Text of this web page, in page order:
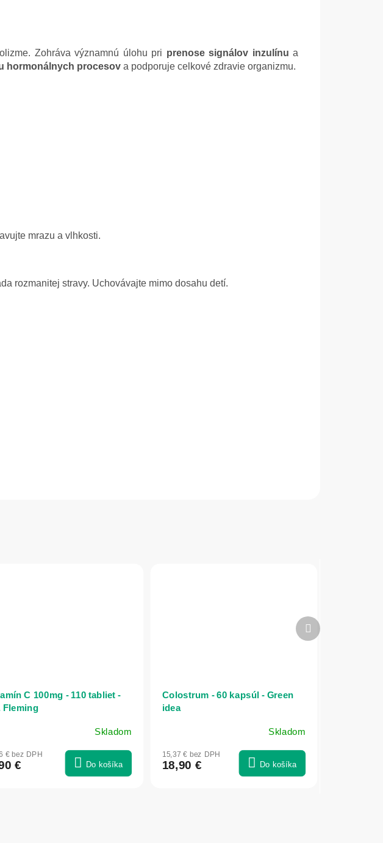
Zohráva významnú úlohu pri prenose signálov inzulínu a
hormonálnych procesov a podporuje celkové zdravie organizmu.
mrazu a vlhkosti.
rozmanitej stravy. Uchovávajte mimo dosahu detí.
C 100mg - 110 tabliet -
Fleming
Skladom
€ bez DPH
€ Do košíka
Colostrum - 60 kapsúl - Green
idea
Skladom
15,37 € bez DPH
18,90 € Do košíka
Ďalší
produkt